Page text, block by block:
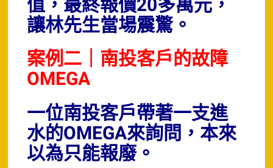
讓林先生當場震驚。
案例二｜南投客戶的故障
OMEGA
一位南投客戶帶著一支進
水的OMEGA來詢問，本來
以為只能報廢。